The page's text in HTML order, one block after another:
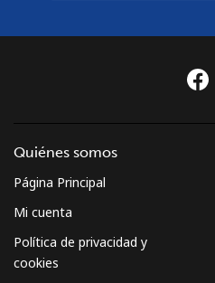
Quiénes somos
Página Principal
Mi cuenta
Política de privacidad y
cookies